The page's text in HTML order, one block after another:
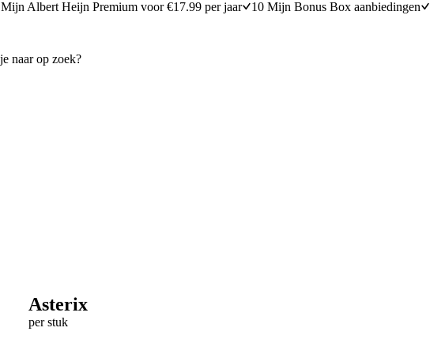
Mijn Albert Heijn Premium voor €17.99 per jaar 10 Mijn Bonus Box aanbiedingen
Asterix
per stuk